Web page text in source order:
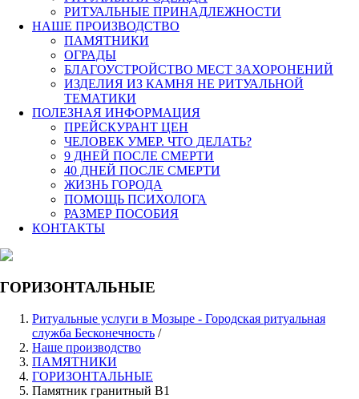
РИТУАЛЬНЫЕ ПРИНАДЛЕЖНОСТИ
НАШЕ ПРОИЗВОДСТВО
ПАМЯТНИКИ
ОГРАДЫ
БЛАГОУСТРОЙСТВО МЕСТ ЗАХОРОНЕНИЙ
ИЗДЕЛИЯ ИЗ КАМНЯ НЕ РИТУАЛЬНОЙ
ТЕМАТИКИ
ПОЛЕЗНАЯ ИНФОРМАЦИЯ
ПРЕЙСКУРАНТ ЦЕН
ЧЕЛОВЕК УМЕР. ЧТО ДЕЛАТЬ?
9 ДНЕЙ ПОСЛЕ СМЕРТИ
40 ДНЕЙ ПОСЛЕ СМЕРТИ
ЖИЗНЬ ГОРОДА
ПОМОЩЬ ПСИХОЛОГА
РАЗМЕР ПОСОБИЯ
КОНТАКТЫ
ГОРИЗОНТАЛЬНЫЕ
Ритуальные услуги в Мозыре - Городская ритуальная
служба Бесконечность /
Наше производство
ПАМЯТНИКИ
ГОРИЗОНТАЛЬНЫЕ
Памятник гранитный В1